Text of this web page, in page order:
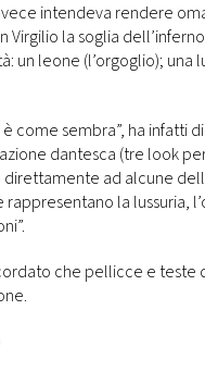
intendeva rendere
Virgilio la soglia
un leone (l’orgoglio); una
come sembra”, ha infatti
dantesca (tre look
direttamente ad alcune
la lussuria,
che pellicce e teste